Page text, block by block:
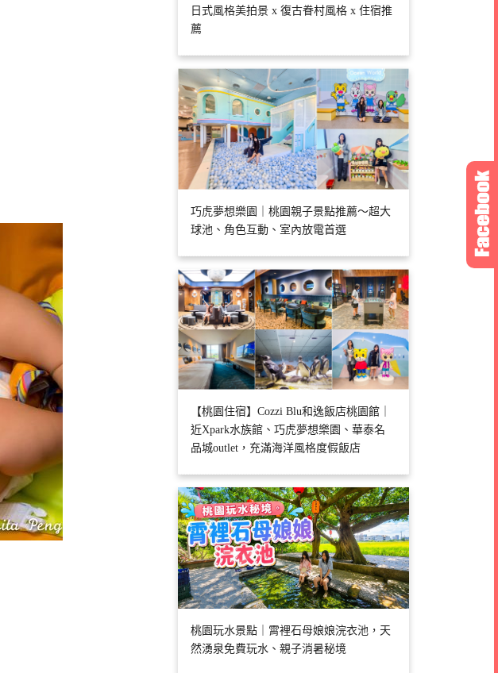
日式風格美拍景 x 復古眷村風格 x 住宿推
薦
巧虎夢想樂園｜桃園親子景點推薦～超大
球池、角色互動、室內放電首選
【桃園住宿】Cozzi Blu和逸飯店桃園館｜
近Xpark水族館、巧虎夢想樂園、華泰名
品城outlet，充滿海洋風格度假飯店
桃園玩水景點｜霄裡石母娘娘浣衣池，天
然湧泉免費玩水、親子消暑秘境